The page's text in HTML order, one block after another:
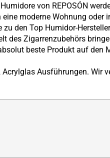
von REPOSÓN
moderne Wohnung oder
den Top Humidor-
des Zigarrenzubehörs
beste Produkt auf den
Ausführungen. Wir